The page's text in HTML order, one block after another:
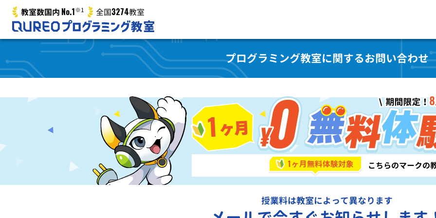
教室数国内 No.1※1 全国3274教室
プログラミング教室に関するお問い合わせ
授業料は教室によって異なります